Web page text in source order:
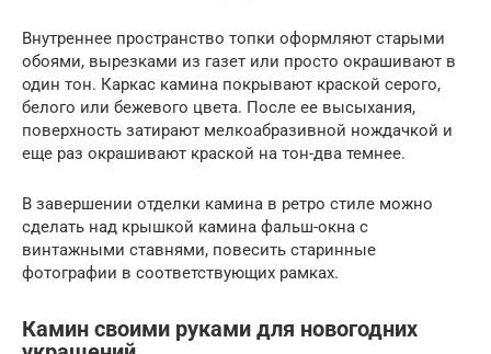
Внутреннее пространство топки оформляют старыми
обоями, вырезками из газет или просто окрашивают в
один тон. Каркас камина покрывают краской серого,
белого или бежевого цвета. После ее высыхания,
поверхность затирают мелкоабразивной нождачкой и
еще раз окрашивают краской на тон-два темнее.
В завершении отделки камина в ретро стиле можно
сделать над крышкой камина фальш-окна с
винтажными ставнями, повесить старинные
фотографии в соответствующих рамках.
Камин своими руками для новогодних